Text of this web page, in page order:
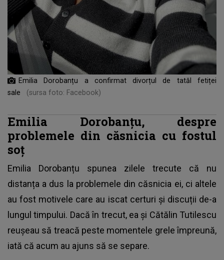
Emilia Dorobanțu a confirmat divorțul de tatăl fetiței
sale
(sursa foto: Facebook)
Emilia Dorobanțu, despre
problemele din căsnicia cu fostul
soț
Emilia Dorobanțu spunea zilele trecute că nu
distanța a dus la problemele din căsnicia ei, ci altele
au fost motivele care au iscat certuri și discuții de-a
lungul timpului. Dacă în trecut, ea și Cătălin Tutilescu
reușeau să treacă peste momentele grele împreună,
iată că acum au ajuns să se separe.